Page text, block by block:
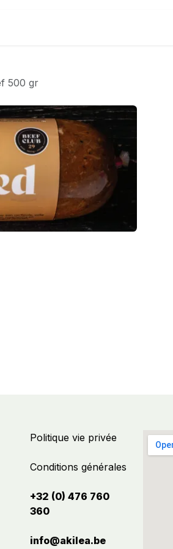
500 gr
Politique vie privée
Conditions générales
+32 (0) 476 760
360
info@akilea.be​